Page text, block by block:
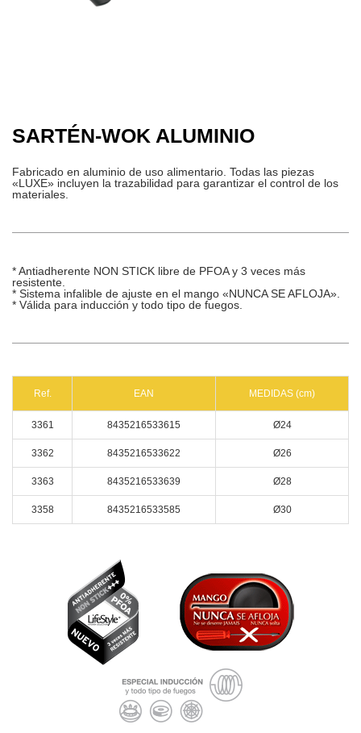
SARTÉN-WOK ALUMINIO
Fabricado en aluminio de uso alimentario. Todas las piezas
«LUXE» incluyen la trazabilidad para garantizar el control de los
materiales.
* Antiadherente NON STICK libre de PFOA y 3 veces más
resistente.
* Sistema infalible de ajuste en el mango «NUNCA SE AFLOJA».
* Válida para inducción y todo tipo de fuegos.
Ref. EAN MEDIDAS (cm)
3361 8435216533615 Ø24
3362 8435216533622 Ø26
3363 8435216533639 Ø28
3358 8435216533585 Ø30